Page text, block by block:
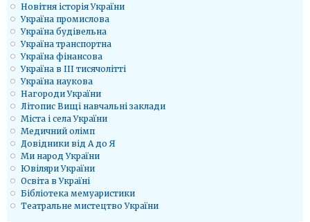
Новітня історія України
Україна промислова
Україна будівельна
Україна транспортна
Україна фінансова
Україна в ІІІ тисячолітті
Україна наукова
Нагороди України
Літопис Вищі навчальні заклади
Міста і села України
Медичний олімп
Довідники від А до Я
Ми народ України
Ювіляри України
Освіта в Україні
Бібліотека мемуаристики
Театральне мистецтво України